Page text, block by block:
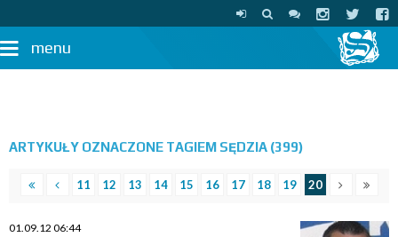
menu
ARTYKUŁY OZNACZONE TAGIEM SĘDZIA (399)
11 12 13 14 15 16 17 18 19 20
01.09.12 06:44